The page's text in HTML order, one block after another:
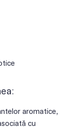
aromatice,
cu